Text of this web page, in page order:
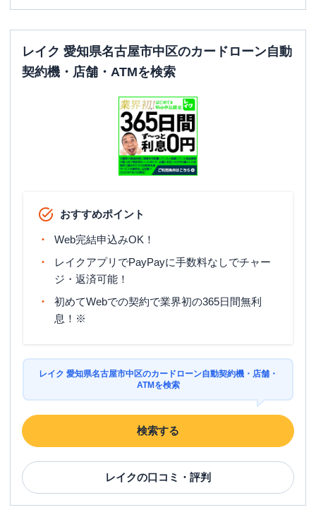
レイク 愛知県名古屋市中区のカードローン自動
契約機・店舗・ATMを検索
おすすめポイント
Web完結申込みOK！
レイクアプリでPayPayに手数料なしでチャー
ジ・返済可能！
初めてWebでの契約で業界初の365日間無利
息！※
レイク 愛知県名古屋市中区のカードローン自動契約機・店舗・
ATMを検索
検索する
レイクの口コミ・評判